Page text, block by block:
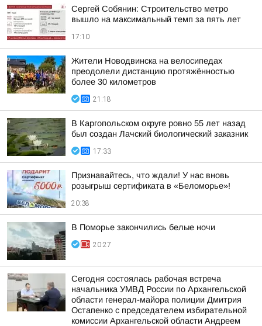
Сергей Собянин: Строительство метро
вышло на максимальный темп за пять лет
17:10
Жители Новодвинска на велосипедах
преодолели дистанцию протяжённостью
более 30 километров
21:18
В Каргопольском округе ровно 55 лет назад
был создан Лачский биологический заказник
17:33
Признавайтесь, что ждали! У нас вновь
розыгрыш сертификата в «Беломорье»!
20:38
В Поморье закончились белые ночи
20:27
Сегодня состоялась рабочая встреча
начальника УМВД России по Архангельской
области генерал-майора полиции Дмитрия
Остапенко с председателем избирательной
комиссии Архангельской области Андреем